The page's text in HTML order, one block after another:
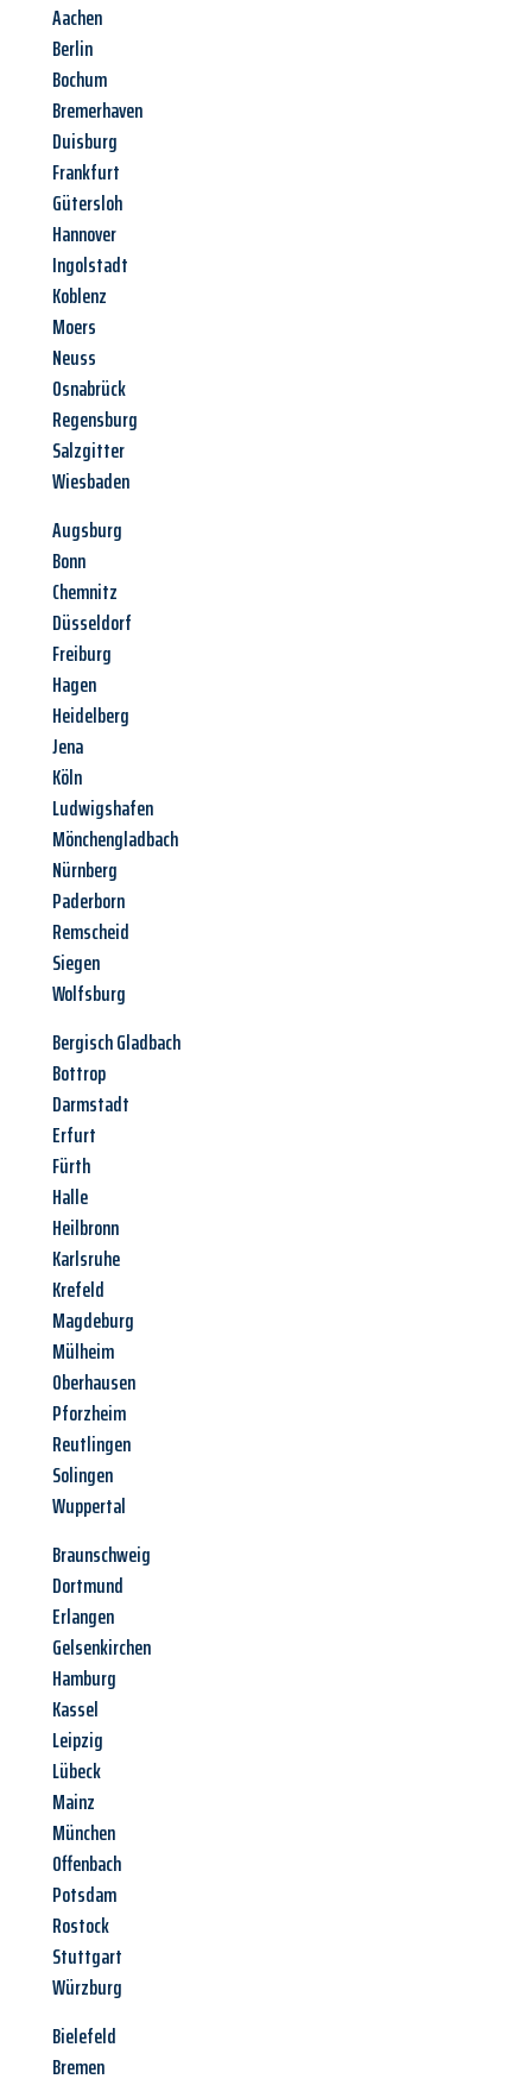
Aachen
Berlin
Bochum
Bremerhaven
Duisburg
Frankfurt
Gütersloh
Hannover
Ingolstadt
Koblenz
Moers
Neuss
Osnabrück
Regensburg
Salzgitter
Wiesbaden
Augsburg
Bonn
Chemnitz
Düsseldorf
Freiburg
Hagen
Heidelberg
Jena
Köln
Ludwigshafen
Mönchengladbach
Nürnberg
Paderborn
Remscheid
Siegen
Wolfsburg
Bergisch Gladbach
Bottrop
Darmstadt
Erfurt
Fürth
Halle
Heilbronn
Karlsruhe
Krefeld
Magdeburg
Mülheim
Oberhausen
Pforzheim
Reutlingen
Solingen
Wuppertal
Braunschweig
Dortmund
Erlangen
Gelsenkirchen
Hamburg
Kassel
Leipzig
Lübeck
Mainz
München
Offenbach
Potsdam
Rostock
Stuttgart
Würzburg
Bielefeld
Bremen